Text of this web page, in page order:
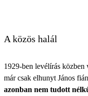
A közös halál
1929-ben levélírás közben
már csak elhunyt János
azonban nem tudott